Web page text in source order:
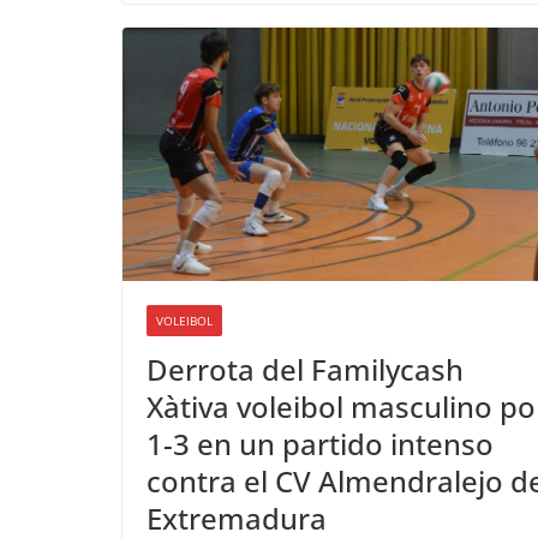
VOLEIBOL
Derrota del Familycash
Xàtiva voleibol masculino
1-3 en un partido intenso
contra el CV Almendralejo
Extremadura